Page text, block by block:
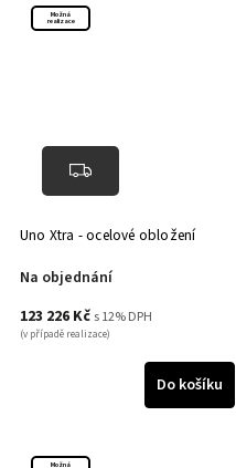
Možná
realizace
Uno Xtra - ocelové obložení
Na objednání
123 226 Kč s 12% DPH
(v případě realizace)
Do košíku
Možná